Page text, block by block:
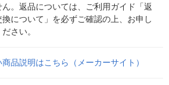
ん。返品については、ご利用ガイド「返
換について」を必ずご確認の上、お申し
さい。
品説明はこちら（メーカーサイト）